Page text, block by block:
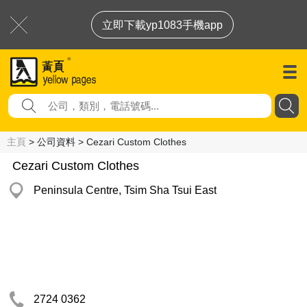
立即下載yp1083手機app
主頁 > 公司資料 > Cezari Custom Clothes
Cezari Custom Clothes
Peninsula Centre, Tsim Sha Tsui East
2724 0362